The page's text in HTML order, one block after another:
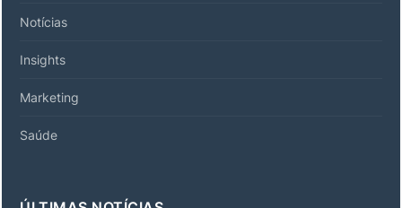
Notícias
Insights
Marketing
Saúde